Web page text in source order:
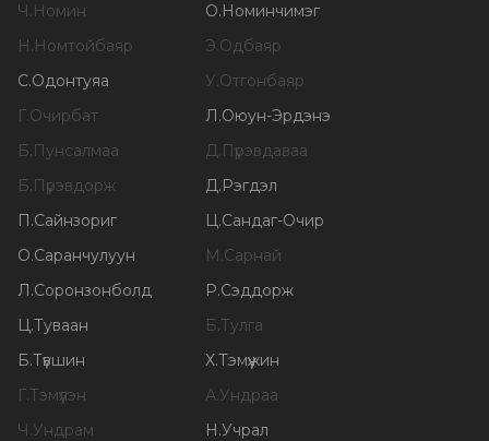
Ч . Номин О. Номинчимэг
Н . Номтойбаяр Э.Одбаяр
С.Одонтуяа У.Отгонбаяр
Г.Очирбат Л .Оюун-Эрдэнэ
Б. Пунсалмаа Д. Пүрэвдаваа
Б. Пүрэвдорж Д. Рэгдэл
П .Сайнзориг Ц.Сандаг-Очир
О.Саранчулуун М .Сарнай
Л .Соронзонболд Р.Сэддорж
Ц.Туваан Б.Тулга
Б.Түвшин Х.Тэмүүжин
Г.Тэмүүлэн А.Ундраа
Ч .Ундрам Н .Учрал